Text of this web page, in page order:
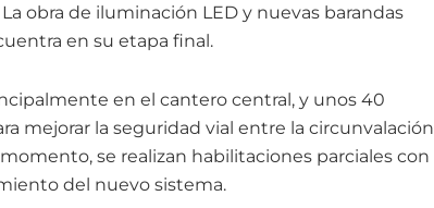
obra de iluminación LED y nuevas barandas
en su etapa final.
en el cantero central, y unos 40
mejorar la seguridad vial entre la circunvalación
se realizan habilitaciones parciales con
del nuevo sistema.